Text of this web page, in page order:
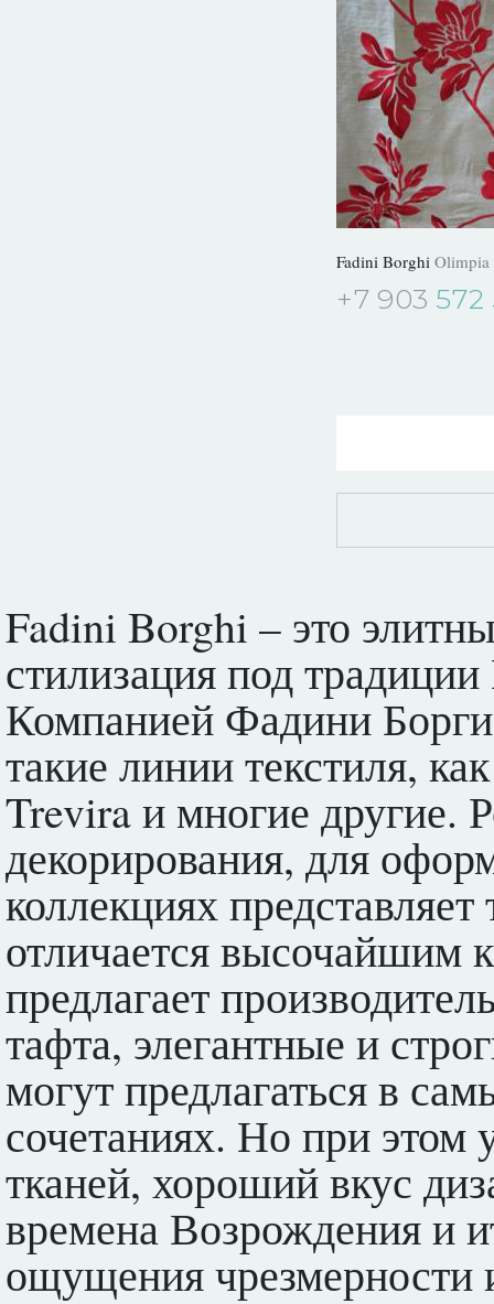
Fadini Borghi Olimpia
+7 903 572
Fadini Borghi – это
стилизация под
Компанией Фадини
такие линии текстиля,
Trevira и многие другие.
декорирования, для
коллекциях
отличается высочайшим
предлагает
тафта, элегантные и
могут предлагаться в
сочетаниях. Но при этом
тканей, хороший вкус
времена Возрождения и
ощущения